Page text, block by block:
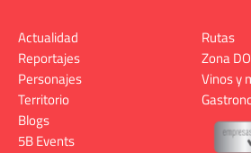
Actualidad
Reportajes
Personajes
Territorio
Rutas
Zona DO
Vinos y
Blogs
5B Events